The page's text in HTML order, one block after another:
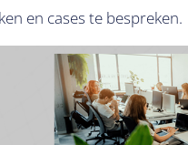
en cases te bespreken.